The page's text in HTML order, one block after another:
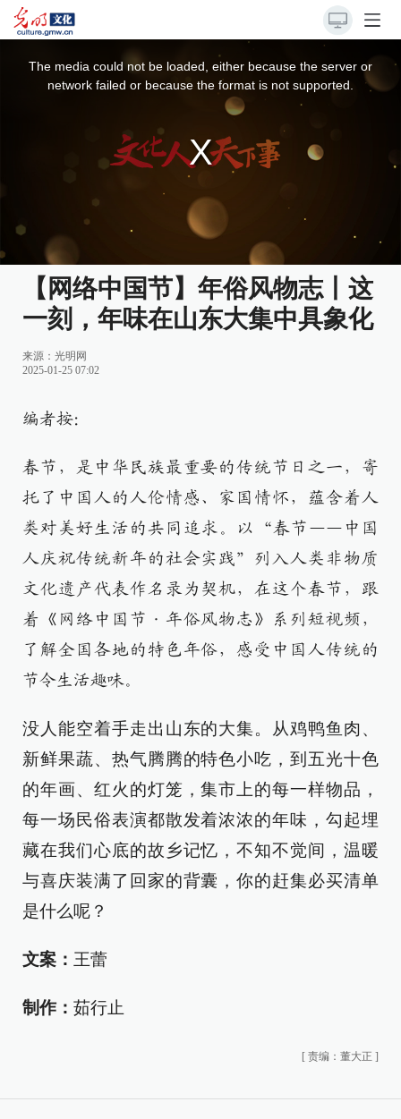
The media could not be loaded, either because the server or
network failed or because the format is not supported.
【网络中国节】年俗风物志丨这
一刻，年味在山东大集中具象化
来源： 光明网
2025-01-25 07:02
编者按：
春节，是中华民族最重要的传统节日之一，寄
托了中国人的人伦情感、家国情怀，蕴含着人
类对美好生活的共同追求。以“春节——中国
人庆祝传统新年的社会实践”列入人类非物质
文化遗产代表作名录为契机，在这个春节，跟
着《网络中国节·年俗风物志》系列短视频，
了解全国各地的特色年俗，感受中国人传统的
节令生活趣味。
没人能空着手走出山东的大集。从鸡鸭鱼肉、
新鲜果蔬、热气腾腾的特色小吃，到五光十色
的年画、红火的灯笼，集市上的每一样物品，
每一场民俗表演都散发着浓浓的年味，勾起埋
藏在我们心底的故乡记忆，不知不觉间，温暖
与喜庆装满了回家的背囊，你的赶集必买清单
是什么呢？
文案： 王蕾
制作： 茹行止
[ 责编：董大正 ]